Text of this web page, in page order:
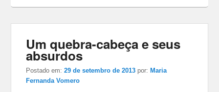
Um quebra-cabeça e seus
absurdos
Postado em:29 de setembro de 2013 por:Maria
Fernanda Vomero